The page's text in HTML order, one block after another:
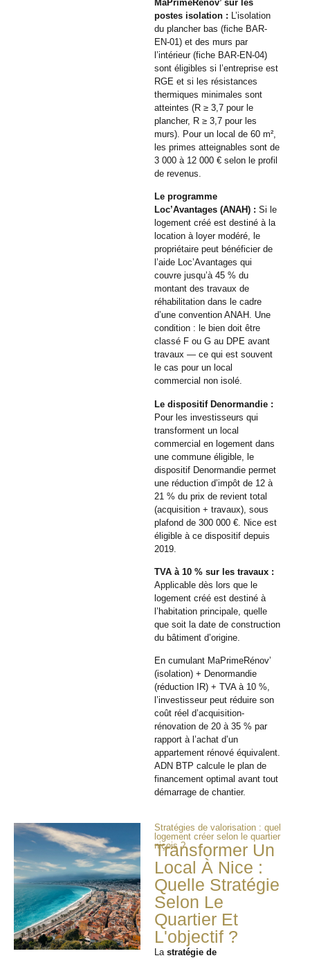
MaPrimeRénov’ sur les
postes isolation : L’isolation
du plancher bas (fiche BAR-
EN-01) et des murs par
l’intérieur (fiche BAR-EN-04)
sont éligibles si l’entreprise est
RGE et si les résistances
thermiques minimales sont
atteintes (R ≥ 3,7 pour le
plancher, R ≥ 3,7 pour les
murs). Pour un local de 60 m²,
les primes atteignables sont de
3 000 à 12 000 € selon le profil
de revenus.
Le programme
Loc’Avantages (ANAH) : Si le
logement créé est destiné à la
location à loyer modéré, le
propriétaire peut bénéficier de
l’aide Loc’Avantages qui
couvre jusqu’à 45 % du
montant des travaux de
réhabilitation dans le cadre
d’une convention ANAH. Une
condition : le bien doit être
classé F ou G au DPE avant
travaux — ce qui est souvent
le cas pour un local
commercial non isolé.
Le dispositif Denormandie :
Pour les investisseurs qui
transforment un local
commercial en logement dans
une commune éligible, le
dispositif Denormandie permet
une réduction d’impôt de 12 à
21 % du prix de revient total
(acquisition + travaux), sous
plafond de 300 000 €. Nice est
éligible à ce dispositif depuis
2019.
TVA à 10 % sur les travaux :
Applicable dès lors que le
logement créé est destiné à
l’habitation principale, quelle
que soit la date de construction
du bâtiment d’origine.
En cumulant MaPrimeRénov’
(isolation) + Denormandie
(réduction IR) + TVA à 10 %,
l’investisseur peut réduire son
coût réel d’acquisition-
rénovation de 20 à 35 % par
rapport à l’achat d’un
appartement rénové équivalent.
ADN BTP calcule le plan de
financement optimal avant tout
démarrage de chantier.
Stratégies de valorisation : quel
logement créer selon le quartier
niçois ?
Transformer Un
Local À Nice :
Quelle Stratégie
Selon Le
Quartier Et
L'objectif ?
Lastratégie de